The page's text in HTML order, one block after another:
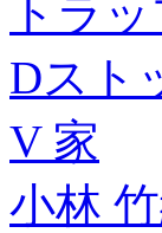
トラ
Dスト
V 家
小林